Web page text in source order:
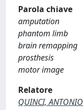
Parola chiave
amputation
phantom limb
brain remapping
prosthesis
motor image
Relatore
QUINCI, ANTONIO